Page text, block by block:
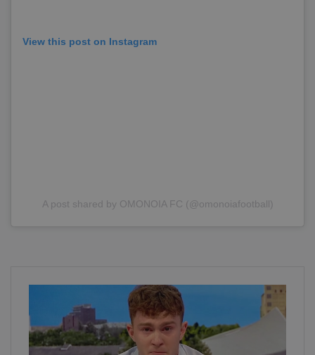
View this post on Instagram
A post shared by OMONOIA FC (@omonoiafootball)